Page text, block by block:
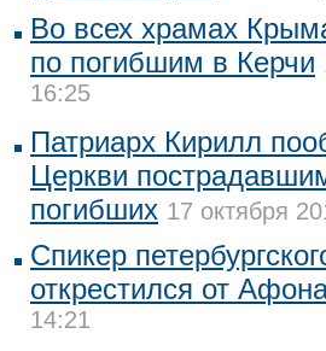
Во всех храмах
по погибшим в Керчи
16:25
Патриарх Кирилл
Церкви
погибших 17 октября
Спикер
открестился от
14:21